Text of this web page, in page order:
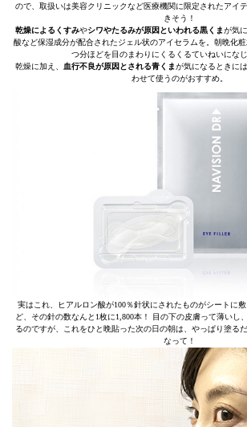
ので、取扱いは美容クリニックなど医療機関に限定されたアイ
きそう！
乾燥によるくすみやシワやたるみが原因といわれる黒くまが気
酸など保湿成分が配合されたジェル状のアイセラムを。朝晩化
つ分ほどを目のまわりにくるくるていねいになじ
乾燥に加え、 血行不良が原因とされる青くまが気になるときに
わせて使うのがおすすめ。
実はこれ、ヒアルロン酸が100％針状にされたものがシートに
ど、その針の数なんと1枚に1,800本！ 目の下の皮膚って薄いし
るのですが、これをひと晩貼った次の日の朝は、やっぱり塗る
なって！